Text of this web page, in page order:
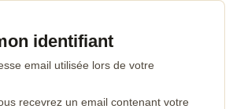
identifiant
email utilisée lors de votre
recevrez un email contenant votre